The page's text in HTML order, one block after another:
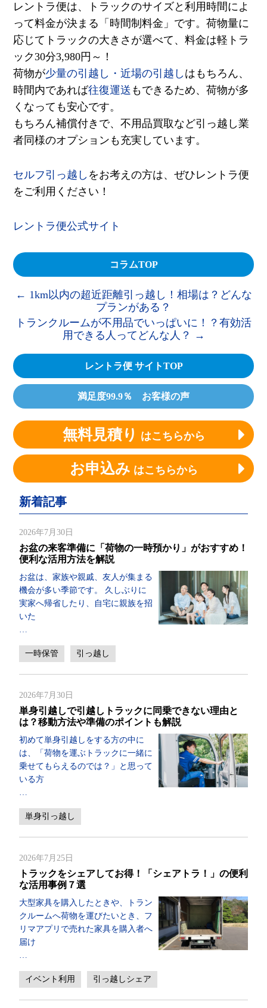
レントラ便は、トラックのサイズと利用時間によ
って料金が決まる「時間制料金」です。荷物量に
応じてトラックの大きさが選べて、料金は軽トラ
ック30分3,980円～！
荷物が少量の引越し ・ 近場の引越し はもちろん、
時間内であれば往復運送 もできるため、荷物が多
くなっても安心です。
もちろん補償付きで、不用品買取など引っ越し業
者同様のオプションも充実しています。
セルフ引っ越し をお考えの方は、ぜひレントラ便
をご利用ください！
レントラ便公式サイト
コラムTOP
← 1km以内の超近距離引っ越し！相場は？どんな
プランがある？
トランクルームが不用品でいっぱいに！？有効活
用できる人ってどんな人？
→
レントラ便 サイトTOP
満足度99.9％ お客様の声
無料見積り はこちらから
お申込み はこちらから
新着記事
2026年7月30日
お盆の来客準備に「荷物の一時預かり」がおすすめ！
便利な活用方法を解説
お盆は、家族や親戚、友人が集まる
機会が多い季節です。 久しぶりに
実家へ帰省したり、自宅に親族を招
いた
…
一時保管 引っ越し
2026年7月30日
単身引越しで引越しトラックに同乗できない理由と
は？移動方法や準備のポイントも解説
初めて単身引越しをする方の中に
は、「荷物を運ぶトラックに一緒に
乗せてもらえるのでは？」と思って
いる方
…
単身引っ越し
2026年7月25日
トラックをシェアしてお得！「シェアトラ！」の便利
な活用事例７選
大型家具を購入したときや、トラン
クルームへ荷物を運びたいとき、フ
リマアプリで売れた家具を購入者へ
届け
…
イベント利用 引っ越しシェア